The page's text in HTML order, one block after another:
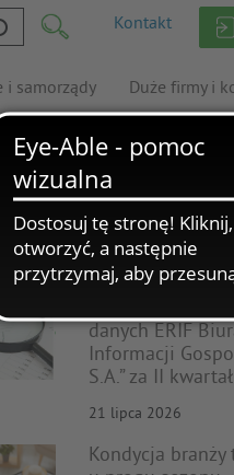
Kontakt
i samorządy Duże firmy i
inne
Nowy raport
„Wielkość i
danych ERIF
Informacji
S.A.” za II
21 lipca 2026
Kondycja branży